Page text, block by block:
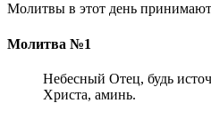
Молитвы в этот день
Молитва №1
Небесный Отец, будь
Христа, аминь.